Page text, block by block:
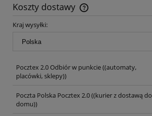
Koszty dostawy
Kraj wysyłki:
Pocztex 2.0 Odbiór w punkcie((automaty,
placówki, sklepy))
Poczta Polska Pocztex 2.0((kurier z dostawą do
domu))